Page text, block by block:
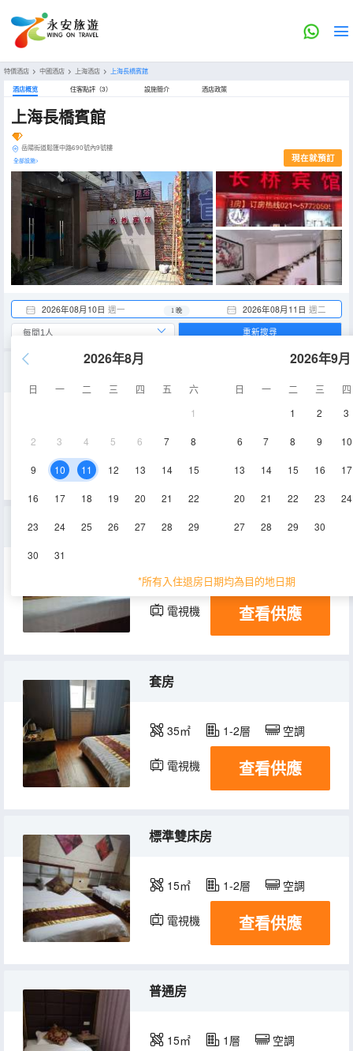
特價酒店 > 中國酒店 > 上海酒店 > 上海長橋賓館
酒店概览 住客點評（3） 設施簡介 酒店政策
上海長橋賓館
岳陽街道鬆匯中路690號內9號樓
全部設施> 現在就預訂
2026年08月10日 週一 2026年08月11日 週二
1 晚
2026年8月
日 一 二 三 四 五
六
1
2 3 4 5 6 7 8
9 10 11 12 13 14 15
16 17 18 19 20 21 22
23 24 25 26 27 28 29
30 31
2026年9月
日 一 二 三
四
1
2 3
6 7 8 9 10
13 14 15 16 17
20 21 22 23 24
27 28 29 30
*所有入住退房日期均為目的地日期
重新搜尋
大床房
12㎡ 2層 空調
電視機 查看供應
套房
35㎡ 1-2層 空調
電視機 查看供應
標準雙床房
15㎡ 1-2層 空調
電視機 查看供應
普通房
15㎡ 1層 空調